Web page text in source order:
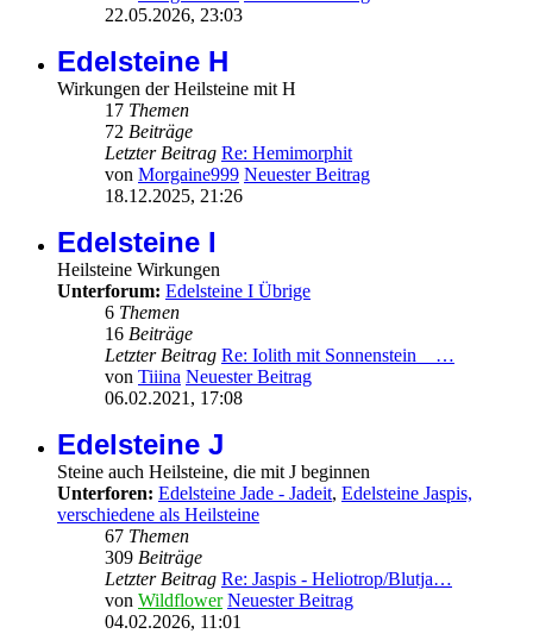
22.05.2026, 23:03
Edelsteine H
Wirkungen der Heilsteine mit H
17 Themen
72 Beiträge
Letzter Beitrag Re: Hemimorphit
von Morgaine999 Neuester Beitrag
18.12.2025, 21:26
Edelsteine I
Heilsteine Wirkungen
Unterforum: Edelsteine I Übrige
6 Themen
16 Beiträge
Letzter Beitrag Re: Iolith mit Sonnenstein _ …
von Tiiina Neuester Beitrag
06.02.2021, 17:08
Edelsteine J
Steine auch Heilsteine, die mit J beginnen
Unterforen: Edelsteine Jade - Jadeit, Edelsteine Jaspis,
verschiedene als Heilsteine
67 Themen
309 Beiträge
Letzter Beitrag Re: Jaspis - Heliotrop/Blutja…
von Wildflower Neuester Beitrag
04.02.2026, 11:01